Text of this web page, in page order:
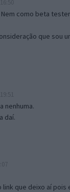
como beta
que sou
nenhuma.
daí.
que deixo aí